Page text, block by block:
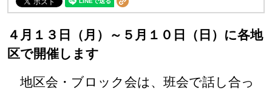
４月１３日（月）～５月１０日（日）に各地
区で開催します
地区会・ブロック会は、班会で話し合っ